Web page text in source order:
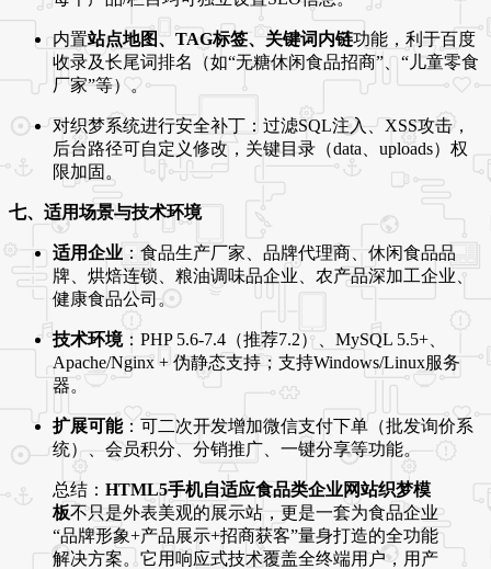
内置站点地图、TAG标签、关键词内链功能，利于百度
收录及长尾词排名（如“无糖休闲食品招商”、“儿童零食
厂家”等）。
对织梦系统进行安全补丁：过滤SQL注入、XSS攻击，
后台路径可自定义修改，关键目录（data、uploads）权
限加固。
七、适用场景与技术环境
适用企业 ：食品生产厂家、品牌代理商、休闲食品品
牌、烘焙连锁、粮油调味品企业、农产品深加工企业、
健康食品公司。
技术环境：PHP 5.6-7.4（推荐7.2）、MySQL 5.5+、
Apache/Nginx + 伪静态支持；支持Windows/Linux服务
器。
扩展可能：可二次开发增加微信支付下单（批发询价系
统）、会员积分、分销推广、一键分享等功能。
总结： HTML5手机自适应食品类企业网站织梦模
板不只是外表美观的展示站，更是一套为食品企业
“品牌形象+产品展示+招商获客”量身打造的全功能
解决方案。它用响应式技术覆盖全终端用户，用产